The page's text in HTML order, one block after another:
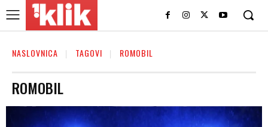
NASLOVNICA TAGOVI ROMOBIL
ROMOBIL